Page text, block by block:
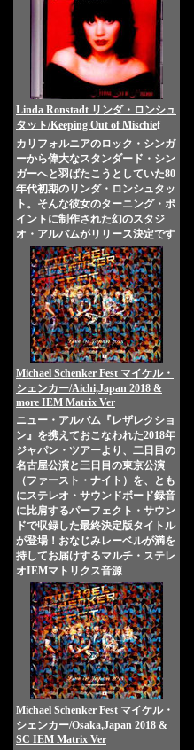
Linda Ronstadt リンダ・ロンシュ
タット/Keeping Out of Mischief
カリフォルニアのロック・シンガ
ーから偉大なスタンダード・シン
ガーへと羽ばたこうとしていた80
年代初期のリンダ・ロンシュタッ
ト。そんな彼女のターニング・ポ
イントに制作された幻のスタジ
オ・アルバムがリリース決定です
Michael Schenker Fest マイケル・
シェンカー/Aichi,Japan 2018 &
more IEM Matrix Ver
ニュー・アルバム『レザレクショ
ン』を携えておこなわれた2018年
ジャパン・ツアーより、二日目の
名古屋公演と三日目の東京公演
（ファースト・ナイト）を、とも
にステレオ・サウンドボード録音
に比肩するパーフェクト・サウン
ドで収録した最終決定版タイトル
が登場！おなじみレーベルが満を
持してお届けするマルチ・ステレ
オIEMマトリクス音源
Michael Schenker Fest マイケル・
シェンカー/Osaka,Japan 2018 &
SC IEM Matrix Ver